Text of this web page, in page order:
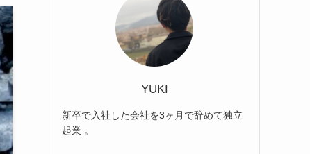
YUKI
新卒で入社した会社を3ヶ月で辞めて独立
起業 。